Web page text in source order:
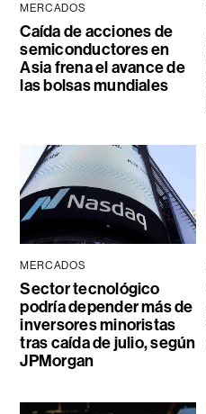
MERCADOS
Caída de acciones de
semiconductores en
Asia frena el avance de
las bolsas mundiales
MERCADOS
Sector tecnológico
podría depender más de
inversores minoristas
tras caída de julio, según
JPMorgan